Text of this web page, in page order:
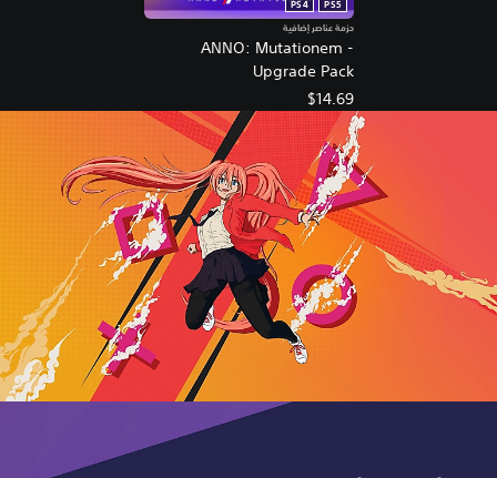
ANNO: Mutationem -
Upgrade Pack
PS5
PS4
حزمة عناصر إضافية
$14.69